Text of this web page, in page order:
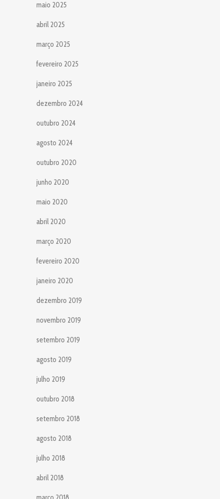
maio 2025
abril 2025
março 2025
fevereiro 2025
janeiro 2025
dezembro 2024
outubro 2024
agosto 2024
outubro 2020
junho 2020
maio 2020
abril 2020
março 2020
fevereiro 2020
janeiro 2020
dezembro 2019
novembro 2019
setembro 2019
agosto 2019
julho 2019
outubro 2018
setembro 2018
agosto 2018
julho 2018
abril 2018